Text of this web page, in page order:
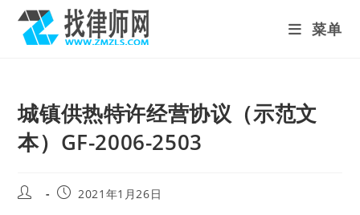
content
菜单
城镇供热特许经营协议（示范文
本）GF-2006-2503
Post
Post2021年1月26日